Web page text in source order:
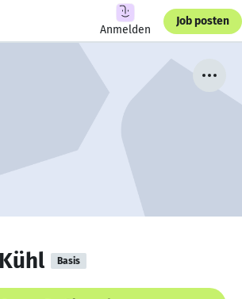
Anmelden
Job posten
Basis